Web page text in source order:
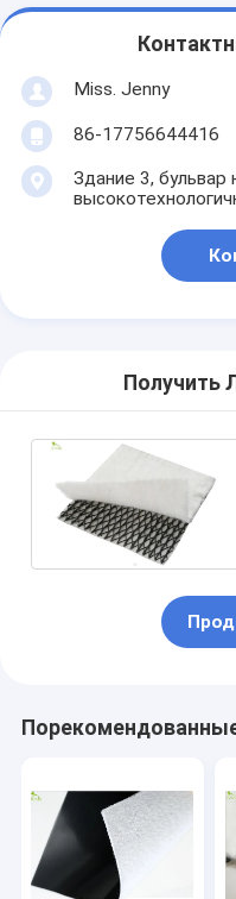
Miss. Jenny
86-17756644416
Здание 3, бульвар
Получить